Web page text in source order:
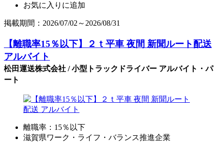
お気に入りに追加
掲載期間：2026/07/02～2026/08/31
【離職率15％以下】２ｔ平車 夜間 新聞ルート配送
アルバイト
松田運送株式会社 / 小型トラックドライバー アルバイト・パ
ート
離職率：15％以下
滋賀県ワーク・ライフ・バランス推進企業